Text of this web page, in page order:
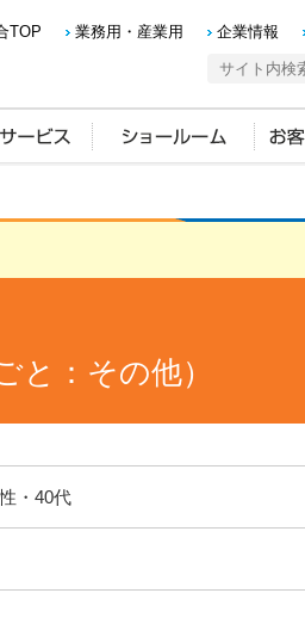
TOP 業務用・産業用 企業情報
と：その他）
・40代